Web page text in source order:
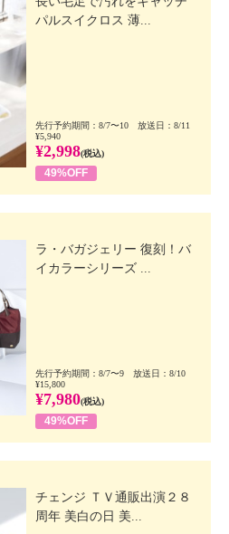
パルスイクロス 薄...
先行予約期間：8/7〜10 放送日：8/11
¥5,940
¥2,998(税込)
49%OFF
ラ・バガジェリー 復刻！バ
イカラーシリーズ ...
先行予約期間：8/7〜9 放送日：8/10
¥15,800
¥7,980(税込)
49%OFF
チェンジ ＴＶ通販出演２８
周年 美白の日 美...